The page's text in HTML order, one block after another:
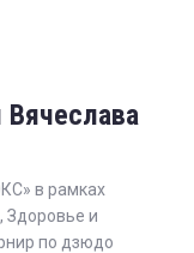
в рамках
Здоровье и
по дзюдо